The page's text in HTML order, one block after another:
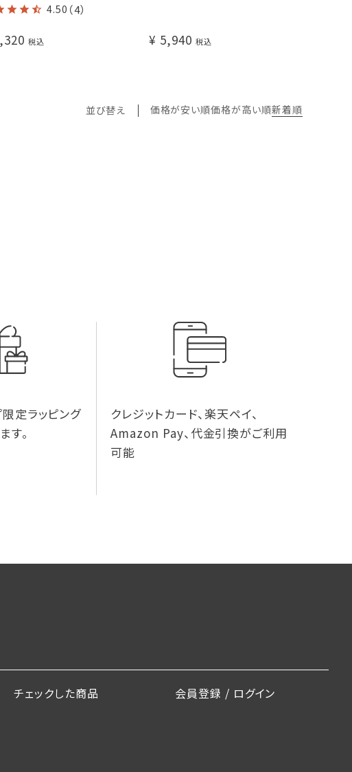
4.50 （4）
税込 ¥ 5,940 税込
並び替え 価格が安い順価格が高い順新着順
定ラッピング
す。
クレジットカード、楽天ペイ、
Amazon Pay、代金引換がご利用
可能
チェックした商品
会員登録 / ログイン